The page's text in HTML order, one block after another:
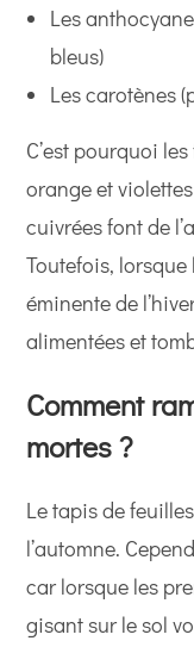
Les
bleus)
Les carotènes
C’est pourquoi
orange et
cuivrées font de
Toutefois, lorsque
éminente de
alimentées et
Comment
mortes ?
Le tapis de
l’automne.
car lorsque les
gisant sur le sol